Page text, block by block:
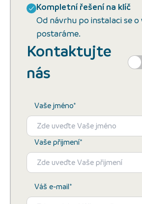
Kompletní řešení na klíč
Od návrhu po instalaci se o
postaráme.
Kontaktujte
nás
Vaše jméno*
Vaše přijmení*
Váš e-mail*